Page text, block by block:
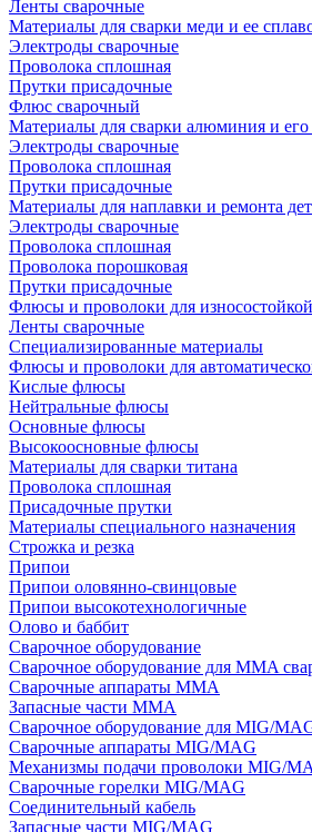
Ленты сварочные
Материалы для сварки меди и ее
Электроды сварочные
Проволока сплошная
Прутки присадочные
Флюс сварочный
Материалы для сварки алюминия и его
Электроды сварочные
Проволока сплошная
Прутки присадочные
Материалы для наплавки и ремонта
Электроды сварочные
Проволока сплошная
Проволока порошковая
Прутки присадочные
Флюсы и проволоки для
Ленты сварочные
Специализированные материалы
Флюсы и проволоки для
Кислые флюсы
Нейтральные флюсы
Основные флюсы
Высокоосновные флюсы
Материалы для сварки титана
Проволока сплошная
Присадочные прутки
Материалы специального назначения
Строжка и резка
Припои
Припои оловянно-свинцовые
Припои высокотехнологичные
Олово и баббит
Сварочное оборудование
Сварочное оборудование для MMA
Сварочные аппараты MMA
Запасные части MMA
Сварочное оборудование для MIG/
Сварочные аппараты MIG/MAG
Механизмы подачи проволоки MIG/
Сварочные горелки MIG/MAG
Соединительный кабель
Запасные части MIG/MAG